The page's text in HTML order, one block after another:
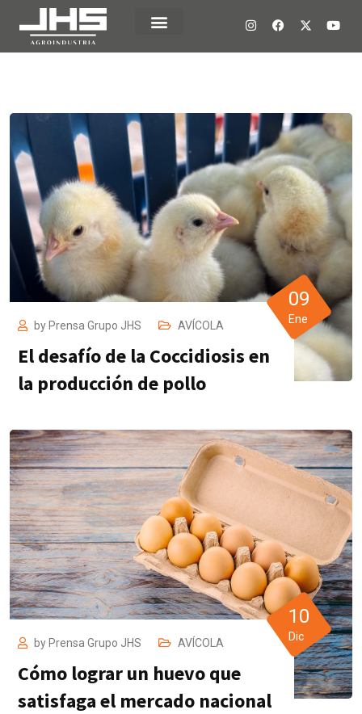
by Prensa Grupo JHS AVÍCOLA
El desafío de la Coccidiosis en
la producción de pollo
09
Ene
by Prensa Grupo JHS AVÍCOLA
Cómo lograr un huevo que
satisfaga el mercado nacional
10
Dic